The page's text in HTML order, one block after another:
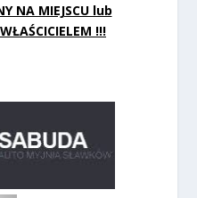
NA MIEJSCU lub
!!!